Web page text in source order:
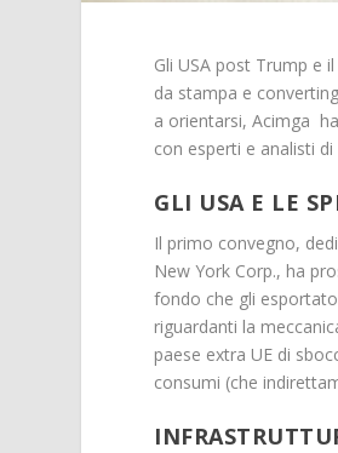
Gli USA post Trump e
da stampa e
a orientarsi, Acimga
con esperti e analisti
GLI USA E LE
Il primo convegno,
New York Corp., ha
fondo che gli
riguardanti la
paese extra UE di
consumi (che